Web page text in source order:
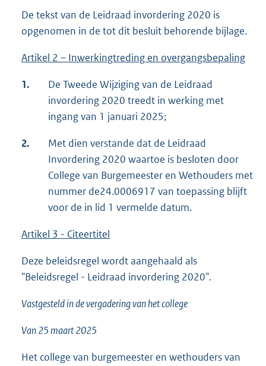
De tekst van de Leidraad invordering 2020 is
opgenomen in de tot dit besluit behorende bijlage.
Artikel 2 – Inwerkingtreding en overgangsbepaling
1.
De Tweede Wijziging van de Leidraad
invordering 2020 treedt in werking met
ingang van 1 januari 2025;
2.
Met dien verstande dat de Leidraad
Invordering 2020 waartoe is besloten door
College van Burgemeester en Wethouders met
nummer de24.0006917 van toepassing blijft
voor de in lid 1 vermelde datum.
Artikel 3 - Citeertitel
Deze beleidsregel wordt aangehaald als
"Beleidsregel - Leidraad invordering 2020".
Vastgesteld in de vergadering van het college
Van 25 maart 2025
Het college van burgemeester en wethouders van